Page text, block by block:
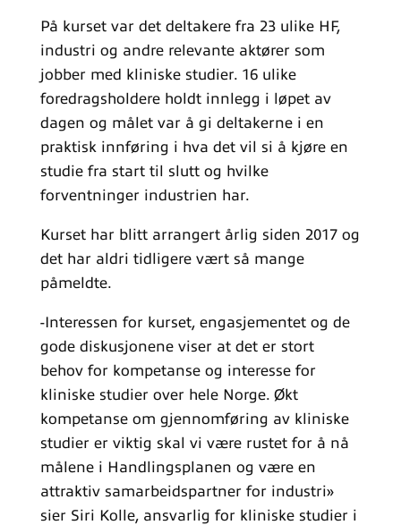
På kurset var det deltakere fra 23 ulike HF,
industri og andre relevante aktører som
jobber med kliniske studier. 16 ulike
foredragsholdere holdt innlegg i løpet av
dagen og målet var å gi deltakerne i en
praktisk innføring i hva det vil si å kjøre en
studie fra start til slutt og hvilke
forventninger industrien har.
Kurset har blitt arrangert årlig siden 2017 og
det har aldri tidligere vært så mange
påmeldte.
-Interessen for kurset, engasjementet og de
gode diskusjonene viser at det er stort
behov for kompetanse og interesse for
kliniske studier over hele Norge. Økt
kompetanse om gjennomføring av kliniske
studier er viktig skal vi være rustet for å nå
målene i Handlingsplanen og være en
attraktiv samarbeidspartner for industri»
sier Siri Kolle, ansvarlig for kliniske studier i